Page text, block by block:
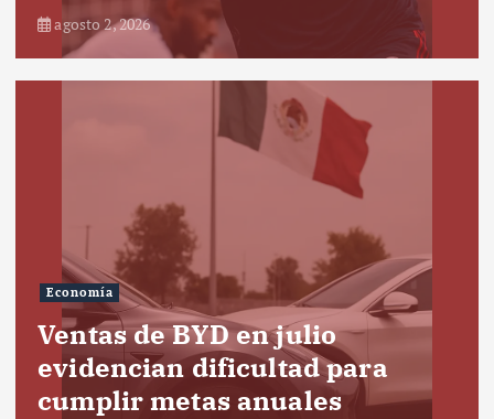
agosto 2, 2026
Economía
Ventas de BYD en julio
evidencian dificultad para
cumplir metas anuales